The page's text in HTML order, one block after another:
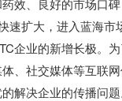
效、良好的市场口
速扩大，进入蓝海
企业的新增长极。
、社交媒体等互联
解决企业的传播问